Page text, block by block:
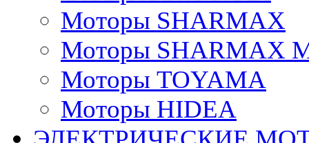
Моторы SHARMAX
Моторы SHARMAX
Моторы TOYAMA
Моторы HIDEA